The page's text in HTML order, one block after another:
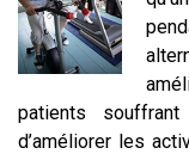
patients
d’améliorer les